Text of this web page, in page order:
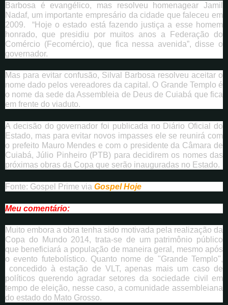
Barbosa é evangélico, mas resolveu homenagear Jamil
Nadaf, um importante empresário da cidade que faleceu em
2009. “Hoje o estado está fazendo justiça a esse homem
honrado, que presidiu por muitos anos a Federação do
Comércio (Fecomércio), que fica nessa avenida”, disse o
governador.
Mas para evitar confusão, Silval Barbosa resolveu aceitar o
nome dado pelos vereadores da capital. O Grande Templo é
o nome da sede da Assembleia de Deus de Cuiabá que fica
em frente do viaduto.
A decisão do governador foi publicada no Diário Oficial do
Estado, mas para evitar novos impasses ele se reunirá com
o prefeito Mauro Mendes e com o presidente da Câmara de
Cuiabá, Júlio Pinheiro (PTB) para decidirem os nomes das
próximas obras da Copa que serão inauguradas no Estado.
Fonte: Gospel Prime via Gospel Hoje
Meu comentário:
Muito embora a obra tenha sido motivada pela realização da
Copa do Mundo 2014, trata-se de um patrimônio público
que beneficiará a população de maneira geral, mesmo após
o evento futebolístico. Quanto nome de "Grande Templo",
concedido à estação de VLT, apenas mais um caso de
políticos querendo agradar setores da sociedade civil em
tempo de eleição, nesse caso, a comunidade assembleiana
do estado do Mato Grosso.